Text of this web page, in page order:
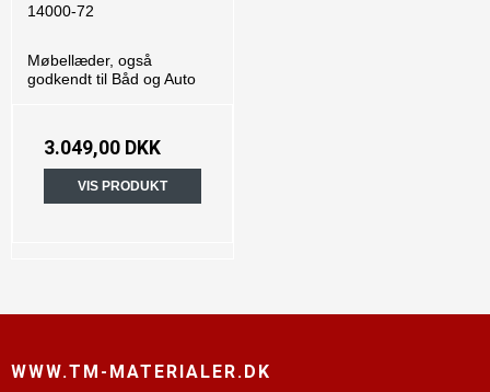
14000-72
Møbellæder, også
godkendt til Båd og Auto
3.049,00 DKK
VIS PRODUKT
WWW.TM-MATERIALER.DK